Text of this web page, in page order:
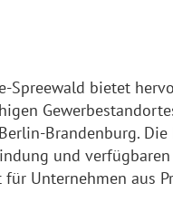
Spreewald bietet
Brandenburg.
und
Unternehmen aus